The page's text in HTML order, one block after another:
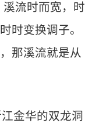
溪流时而宽，时
时变换调子。
那溪流就是从
金华的双龙洞